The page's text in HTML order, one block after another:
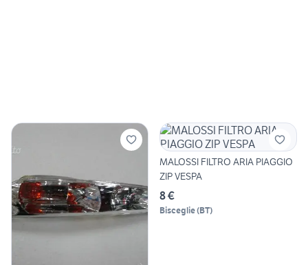
MALOSSI FILTRO ARIA PIAGGIO
ZIP VESPA
8 €
Bisceglie(BT)